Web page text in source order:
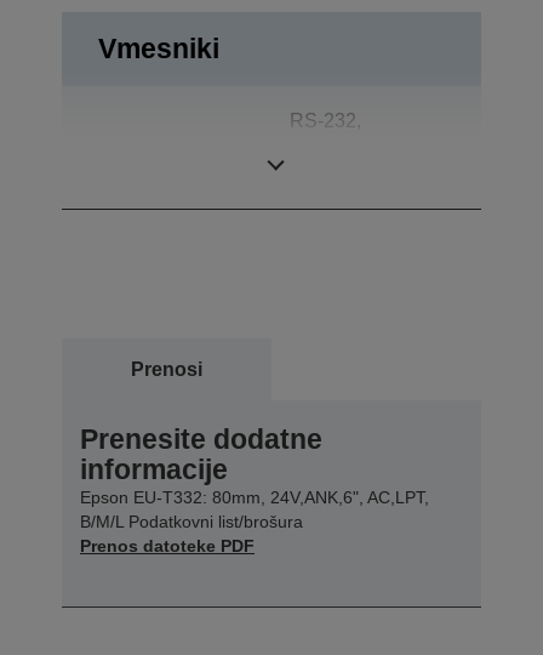
Vmesniki
RS-232,
Prenosi
Prenesite dodatne
informacije
Epson EU-T332: 80mm, 24V,ANK,6", AC,LPT,
B/M/L Podatkovni list/brošura
Prenos datoteke PDF